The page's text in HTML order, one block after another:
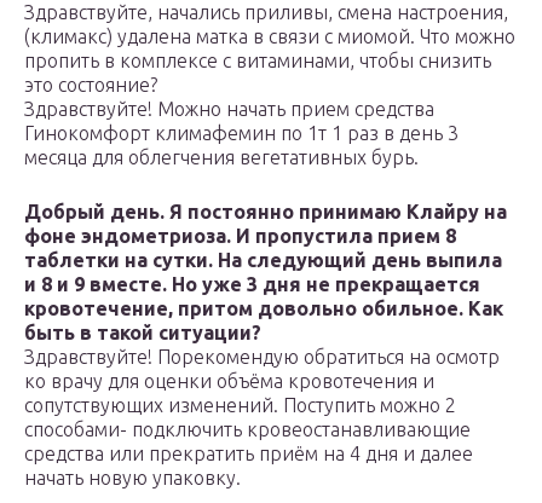
Здравствуйте, начались приливы, смена настроения,
(климакс) удалена матка в связи с миомой. Что можно
пропить в комплексе с витаминами, чтобы снизить
это состояние?
Здравствуйте! Можно начать прием средства
Гинокомфорт климафемин по 1т 1 раз в день 3
месяца для облегчения вегетативных бурь.
Добрый день. Я постоянно принимаю Клайру на
фоне эндометриоза. И пропустила прием 8
таблетки на сутки. На следующий день выпила
и 8 и 9 вместе. Но уже 3 дня не прекращается
кровотечение, притом довольно обильное. Как
быть в такой ситуации?
Здравствуйте! Порекомендую обратиться на осмотр
ко врачу для оценки объёма кровотечения и
сопутствующих изменений. Поступить можно 2
способами- подключить кровеостанавливающие
средства или прекратить приём на 4 дня и далее
начать новую упаковку.